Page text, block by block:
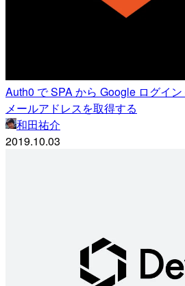
Auth0 で SPA から Google ログイ
メールアドレスを取得する
和田祐介
2019.10.03